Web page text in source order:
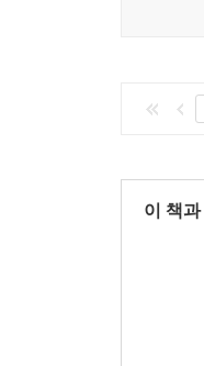
이 책과